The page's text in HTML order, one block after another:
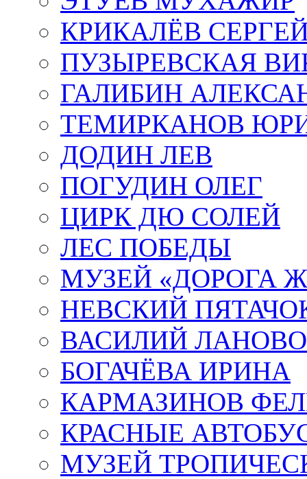
КРИКАЛЁВ
ПУЗЫРЕВСКАЯ
ГАЛИБИН
ТЕМИРКАНОВ
ДОДИН ЛЕВ
ПОГУДИН ОЛЕГ
ЦИРК ДЮ СОЛЕЙ
ЛЕС ПОБЕДЫ
МУЗЕЙ «ДОРОГА
НЕВСКИЙ
ВАСИЛИЙ
БОГАЧЁВА ИРИНА
КАРМАЗИНОВ
КРАСНЫЕ
МУЗЕЙ